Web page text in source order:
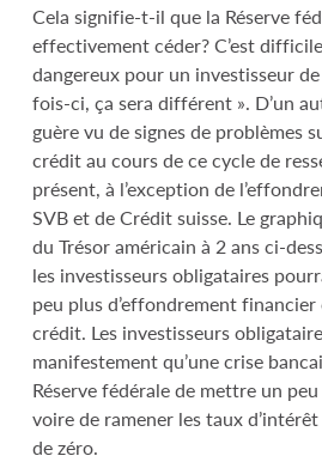
Cela signifie-t-il que la Réserve
effectivement céder? C’est
dangereux pour un investisseur
fois-ci, ça sera différent ». D’un
guère vu de signes de problèmes
crédit au cours de ce cycle de
présent, à l’exception de
SVB et de Crédit suisse. Le
du Trésor américain à 2 ans ci-
les investisseurs obligataires
peu plus d’effondrement
crédit. Les investisseurs
manifestement qu’une crise
Réserve fédérale de mettre un peu
voire de ramener les taux
de zéro.